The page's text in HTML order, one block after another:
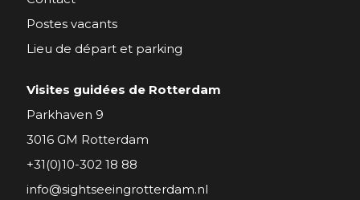
Postes vacants
Lieu de départ et parking
Visites guidées de Rotterdam
Parkhaven 9
3016 GM Rotterdam
+31(0)10-302 18 88
info@sightseeingrotterdam.nl